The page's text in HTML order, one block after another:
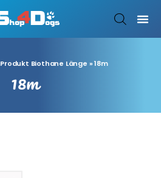
Produkt Biothane Länge »18m
18m